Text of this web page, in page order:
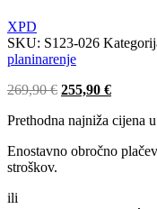
XPD
SKU: S123-026
planinarenje
269,90€ Izvorna
bila
269,90 €.
255,90 €Trenutna
je:
Prethodna najniža cijena
Enostavno obročno
stroškov.
ili